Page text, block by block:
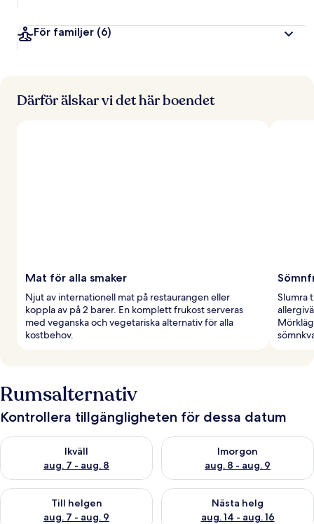
För familjer (6)
Därför älskar vi det här boendet
Mat för alla smaker
Njut av internationell mat på restaurangen eller
koppla av på 2 barer. En komplett frukost serveras
med veganska och vegetariska alternativ för alla
kostbehov.
Slumra
Rumsalternativ
Kontrollera tillgängligheten för dessa datum
Ikväll
aug. 7 - aug. 8
Kontrollera tillgängligheten för ikväll aug. 7 - aug. 8
Imorgon
aug. 8 - aug. 9
Kontrollera tillgängligheten
Till helgen
aug. 7 - aug. 9
Kontrollera tillgängligheten för den här helgen aug. 7 - aug. 9
Nästa helg
aug. 14 - aug. 16
Kontrollera tillgängligheten